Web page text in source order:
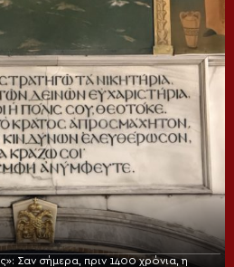
Σαν σήμερα, πριν 1400 χρόνια, η